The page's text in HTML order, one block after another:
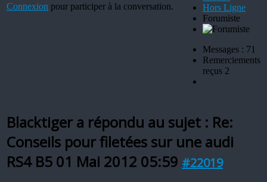
Connexion pour participer à la conversation.
Hors Ligne
Forumiste
Messages : 71
Remerciements
reçus 2
Blacktiger a répondu au sujet : Re:
Conseils pour filetées sur une audi
RS4 B5 01 Mai 2012 05:59 #22019